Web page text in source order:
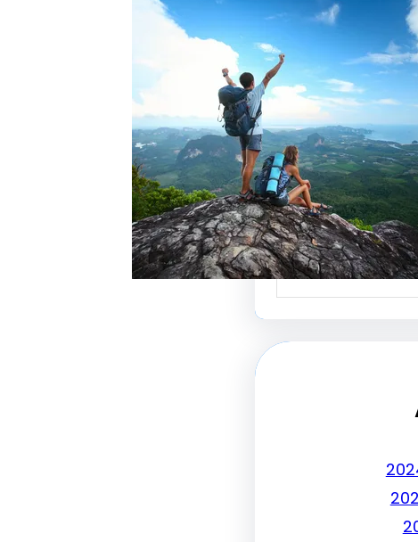
خدمات رقم شركة
أفضل الطرق
وتحقيق
سياحة هو عامل
لجذب الزبائن وتحقيق